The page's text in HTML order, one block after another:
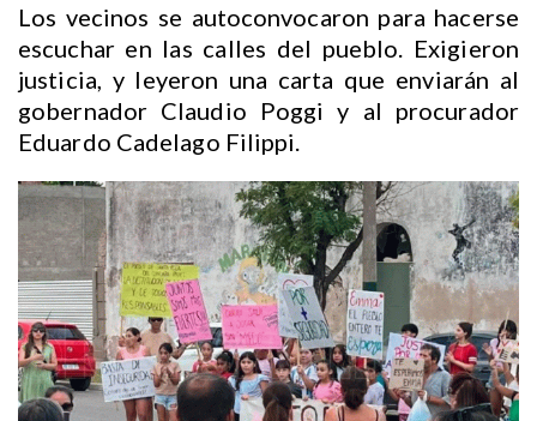
Los vecinos se autoconvocaron para hacerse
escuchar en las calles del pueblo. Exigieron
justicia, y leyeron una carta que enviarán al
gobernador Claudio Poggi y al procurador
Eduardo Cadelago Filippi.